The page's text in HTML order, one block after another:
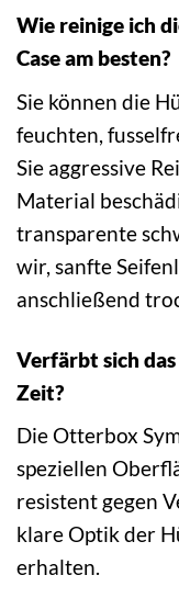
Wie reinige ich
Case am besten?
Sie können die
feuchten,
Sie aggressive
Material
transparente
wir, sanfte
anschließend
Verfärbt sich
Zeit?
Die Otterbox
speziellen
resistent gegen
klare Optik der
erhalten.